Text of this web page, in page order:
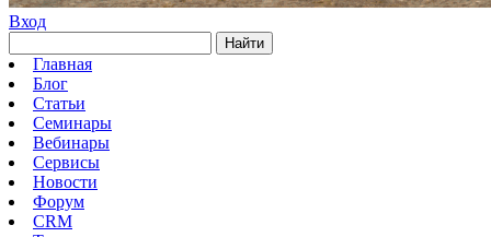
Вход
Найти
Главная
Блог
Статьи
Семинары
Вебинары
Сервисы
Новости
Форум
CRM